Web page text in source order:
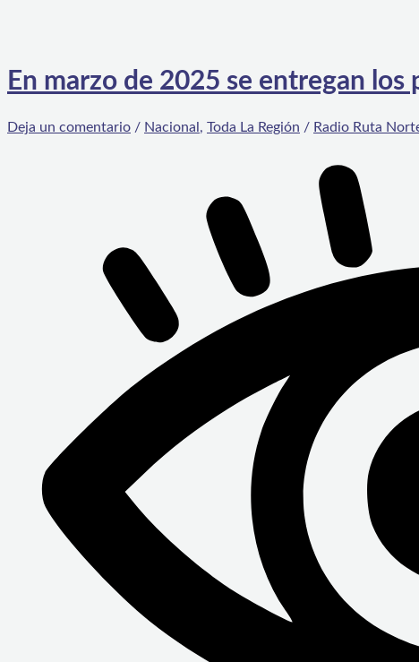
En marzo de 2025 se entregan
Deja un comentario / Nacional , Toda La Región / Radio Ruta